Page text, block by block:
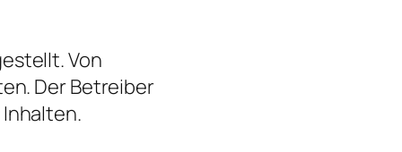
Von
Der Betreiber